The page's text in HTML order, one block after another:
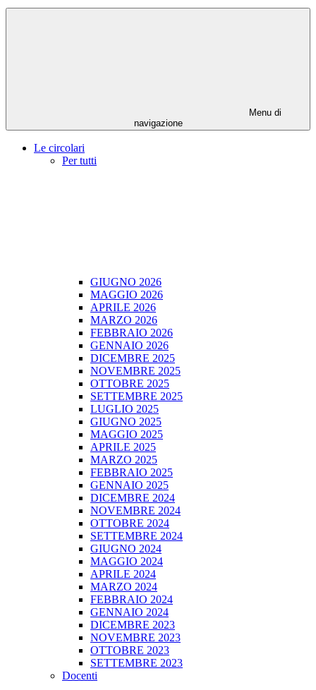
Menu di
navigazione
Le circolari
Per tutti
GIUGNO 2026
MAGGIO 2026
APRILE 2026
MARZO 2026
FEBBRAIO 2026
GENNAIO 2026
DICEMBRE 2025
NOVEMBRE 2025
OTTOBRE 2025
SETTEMBRE 2025
LUGLIO 2025
GIUGNO 2025
MAGGIO 2025
APRILE 2025
MARZO 2025
FEBBRAIO 2025
GENNAIO 2025
DICEMBRE 2024
NOVEMBRE 2024
OTTOBRE 2024
SETTEMBRE 2024
GIUGNO 2024
MAGGIO 2024
APRILE 2024
MARZO 2024
FEBBRAIO 2024
GENNAIO 2024
DICEMBRE 2023
NOVEMBRE 2023
OTTOBRE 2023
SETTEMBRE 2023
Docenti